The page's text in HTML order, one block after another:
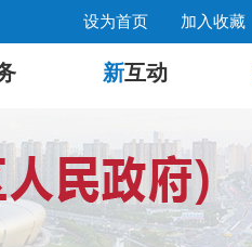
设为首页 加入收藏
新互动